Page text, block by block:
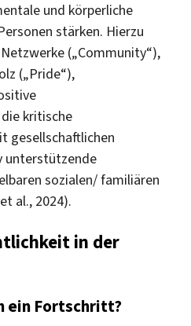
und körperliche
stärken. Hierzu
(„Community“),
(„Pride“),
kritische
gesellschaftlichen
unterstützende
sozialen/ familiären
al., 2024).
in der
ein Fortschritt?